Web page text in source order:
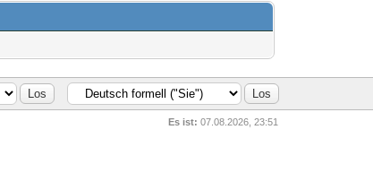
Es ist: 07.08.2026, 23:51